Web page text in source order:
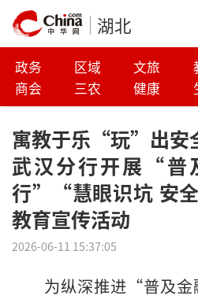
湖北
政务 区域 文旅
商会
三农 健康
寓教于乐“玩”出安
武汉分行开展“普
行”“慧眼识坑 安
教育宣传活动
2026-06-11 15:37:05
为纵深推进“普及